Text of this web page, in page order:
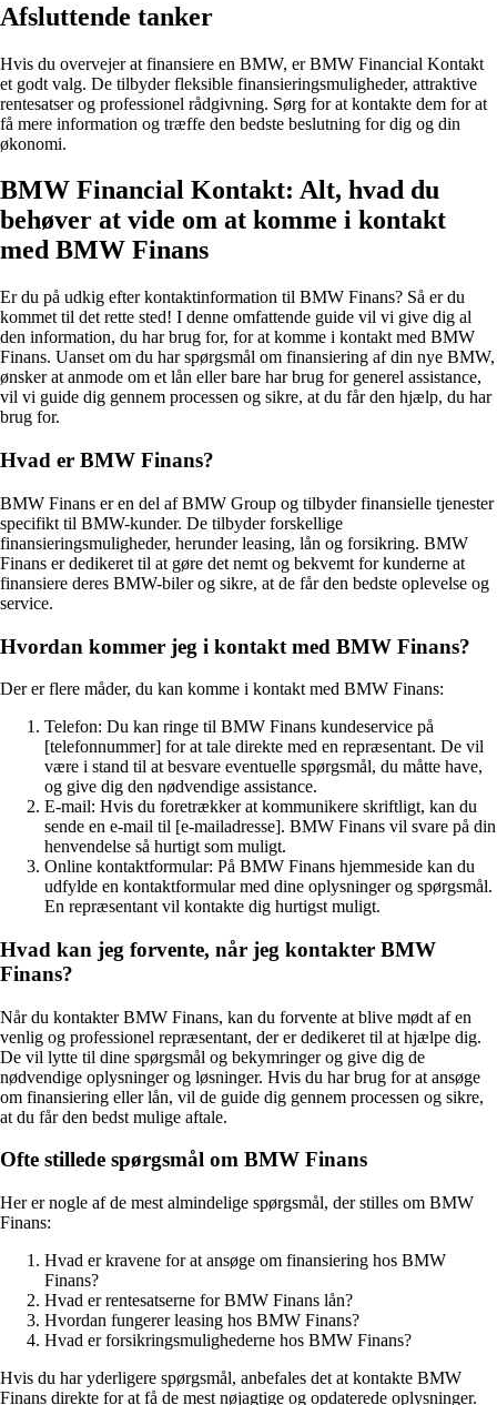
Afsluttende tanker
Hvis du overvejer at finansiere en BMW, er BMW Financial Kontakt
et godt valg. De tilbyder fleksible finansieringsmuligheder, attraktive
rentesatser og professionel rådgivning. Sørg for at kontakte dem for at
få mere information og træffe den bedste beslutning for dig og din
økonomi.
BMW Financial Kontakt: Alt, hvad du
behøver at vide om at komme i kontakt
med BMW Finans
Er du på udkig efter kontaktinformation til BMW Finans? Så er du
kommet til det rette sted! I denne omfattende guide vil vi give dig al
den information, du har brug for, for at komme i kontakt med BMW
Finans. Uanset om du har spørgsmål om finansiering af din nye BMW,
ønsker at anmode om et lån eller bare har brug for generel assistance,
vil vi guide dig gennem processen og sikre, at du får den hjælp, du har
brug for.
Hvad er BMW Finans?
BMW Finans er en del af BMW Group og tilbyder finansielle tjenester
specifikt til BMW-kunder. De tilbyder forskellige
finansieringsmuligheder, herunder leasing, lån og forsikring. BMW
Finans er dedikeret til at gøre det nemt og bekvemt for kunderne at
finansiere deres BMW-biler og sikre, at de får den bedste oplevelse og
service.
Hvordan kommer jeg i kontakt med BMW Finans?
Der er flere måder, du kan komme i kontakt med BMW Finans:
Telefon: Du kan ringe til BMW Finans kundeservice på
[telefonnummer] for at tale direkte med en repræsentant. De vil
være i stand til at besvare eventuelle spørgsmål, du måtte have,
og give dig den nødvendige assistance.
E-mail: Hvis du foretrækker at kommunikere skriftligt, kan du
sende en e-mail til [e-mailadresse]. BMW Finans vil svare på din
henvendelse så hurtigt som muligt.
Online kontaktformular: På BMW Finans hjemmeside kan du
udfylde en kontaktformular med dine oplysninger og spørgsmål.
En repræsentant vil kontakte dig hurtigst muligt.
Hvad kan jeg forvente, når jeg kontakter BMW
Finans?
Når du kontakter BMW Finans, kan du forvente at blive mødt af en
venlig og professionel repræsentant, der er dedikeret til at hjælpe dig.
De vil lytte til dine spørgsmål og bekymringer og give dig de
nødvendige oplysninger og løsninger. Hvis du har brug for at ansøge
om finansiering eller lån, vil de guide dig gennem processen og sikre,
at du får den bedst mulige aftale.
Ofte stillede spørgsmål om BMW Finans
Her er nogle af de mest almindelige spørgsmål, der stilles om BMW
Finans:
Hvad er kravene for at ansøge om finansiering hos BMW
Finans?
Hvad er rentesatserne for BMW Finans lån?
Hvordan fungerer leasing hos BMW Finans?
Hvad er forsikringsmulighederne hos BMW Finans?
Hvis du har yderligere spørgsmål, anbefales det at kontakte BMW
Finans direkte for at få de mest nøjagtige og opdaterede oplysninger.